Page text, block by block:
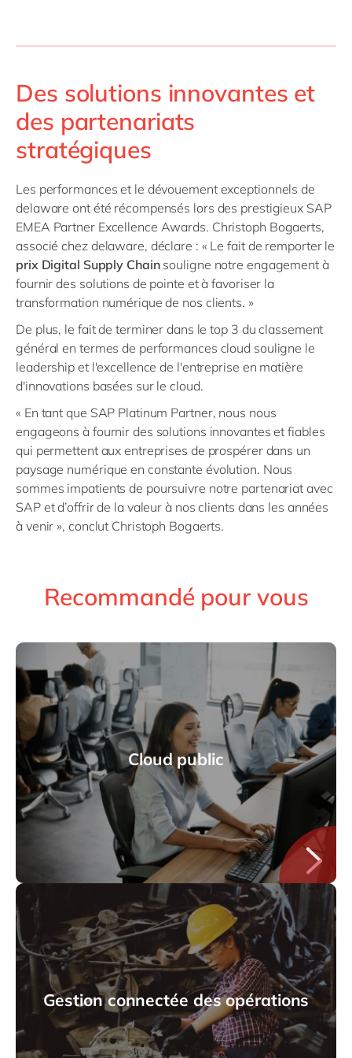
Des solutions innovantes et
des partenariats
stratégiques
Les performances et le dévouement exceptionnels de
delaware ont été récompensés lors des prestigieux SAP
EMEA Partner Excellence Awards. Christoph Bogaerts,
associé chez delaware, déclare : « Le fait de remporter le
prix Digital Supply Chainsouligne notre engagement à
fournir des solutions de pointe et à favoriser la
transformation numérique de nos clients. »
De plus, le fait de terminer dans le top 3 du classement
général en termes de performances cloud souligne le
leadership et l'excellence de l'entreprise en matière
d'innovations basées sur le cloud.
« En tant que SAP Platinum Partner, nous nous
engageons à fournir des solutions innovantes et fiables
qui permettent aux entreprises de prospérer dans un
paysage numérique en constante évolution. Nous
sommes impatients de poursuivre notre partenariat avec
SAP et d’offrir de la valeur à nos clients dans les années
à venir », conclut Christoph Bogaerts.
Recommandé pour vous
Cloud public
Gestion connectée des opérations